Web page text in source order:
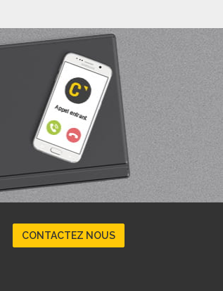
CONTACTEZ NOUS